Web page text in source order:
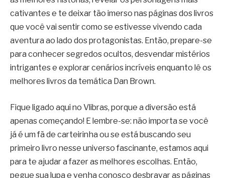
cativantes e te deixar tão imerso nas páginas dos livros
que você vai sentir como se estivesse vivendo cada
aventura ao lado dos protagonistas. Então, prepare-se
para conhecer segredos ocultos, desvendar mistérios
intrigantes e explorar cenários incríveis enquanto lê os
melhores livros da temática Dan Brown.
Fique ligado aqui no Vlibras, porque a diversão está
apenas começando! E lembre-se: não importa se você
já é um fã de carteirinha ou se está buscando seu
primeiro livro nesse universo fascinante, estamos aqui
para te ajudar a fazer as melhores escolhas. Então,
pegue sua lupa e venha conosco desbravar as páginas